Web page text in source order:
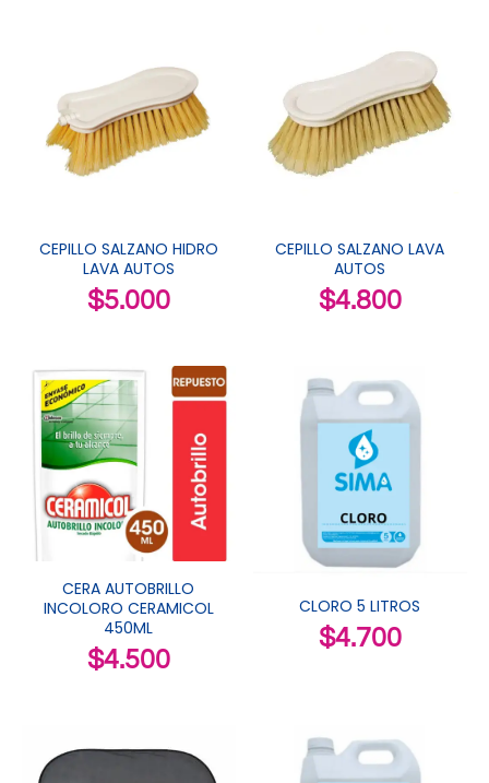
CEPILLO SALZANO HIDRO
LAVA AUTOS
$5.000
CEPILLO SALZANO LAVA
AUTOS
$4.800
CERA AUTOBRILLO
INCOLORO CERAMICOL
450ML
$4.500
CLORO 5 LITROS
$4.700